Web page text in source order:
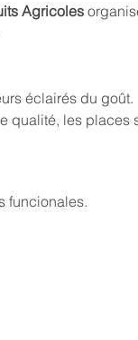
Agricoles
éclairés du goût.
qualité, les places
funcionales.